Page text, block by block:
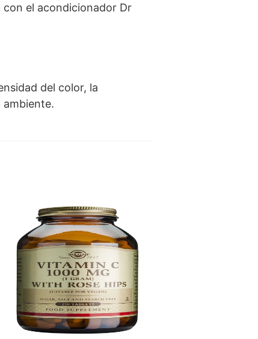
con el acondicionador Dr
del color, la
ambiente.